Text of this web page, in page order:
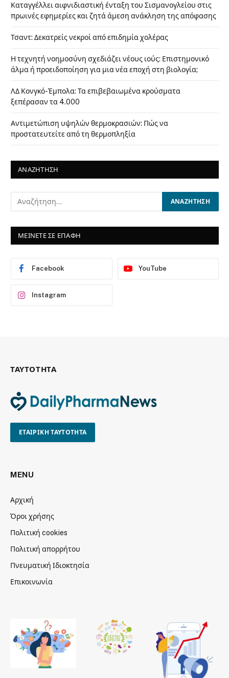
Καταγγέλλει αιφνιδιαστική ένταξη του Σισμανογλείου στις
πρωινές εφημερίες και ζητά άμεση ανάκληση της απόφασης
Τσαντ: Δεκατρείς νεκροί από επιδημία χολέρας
Η τεχνητή νοημοσύνη σχεδιάζει νέους ιούς: Επιστημονικό
άλμα ή προειδοποίηση για μια νέα εποχή στη βιολογία;
ΛΔ Κονγκό-Έμπολα: Τα επιβεβαιωμένα κρούσματα
ξεπέρασαν τα 4.000
Αντιμετώπιση υψηλών θερμοκρασιών: Πώς να
προστατευτείτε από τη θερμοπληξία
ΑΝΑΖΗΤΗΣΗ
ΜΕΙΝΕΤΕ ΣΕ ΕΠΑΦΗ
Facebook YouTube
Instagram
ΤΑΥΤΟΤΗΤΑ
ΕΤΑΙΡΙΚΗ ΤΑΥΤΟΤΗΤΑ
MENU
Αρχική
Όροι χρήσης
Πολιτική cookies
Πολιτική απορρήτου
Πνευματική Ιδιοκτησία
Επικοινωνία